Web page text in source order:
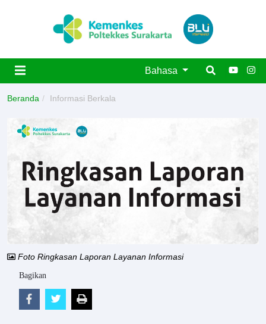
Bahasa
Beranda Informasi Berkala
Foto Ringkasan Laporan Layanan Informasi
Bagikan